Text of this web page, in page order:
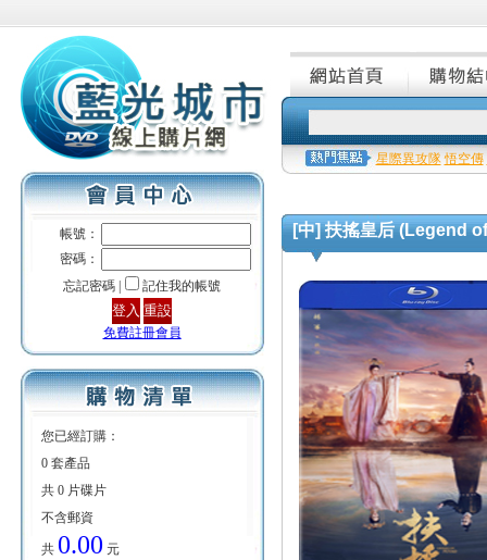
帳號：
密碼：
忘記密碼 |
記住我的帳號
免費註冊會員
您已經訂購：
0 套產品
共 0 片碟片
不含郵資
共 0.00 元
星際異攻隊 悟空傳
[中] 扶搖皇后 (Legend